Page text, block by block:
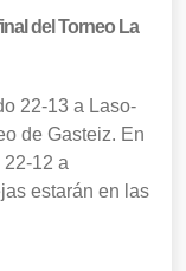
del Torneo La
22-13 a Laso-
de Gasteiz. En
12 a
estarán en las